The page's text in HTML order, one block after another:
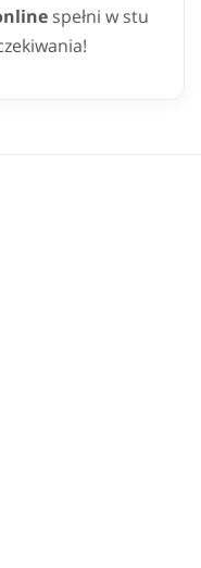
spełni w stu